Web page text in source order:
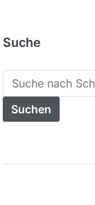
Suche
Search
for: